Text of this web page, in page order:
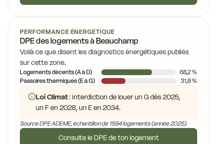
PERFORMANCE ÉNERGÉTIQUE
DPE des logements à Beauchamp
Voilà ce que disent les diagnostics énergétiques publiés
sur cette zone.
Logements décents (A à D)
68,2 %
Passoires thermiques (E à G)
31,8 %
Loi Climat: interdiction de louer un G dès 2025,
un F en 2028, un E en 2034.
Source DPE ADEME, échantillon de 1594 logements (année 2025).
Consulte le DPE de ton logement